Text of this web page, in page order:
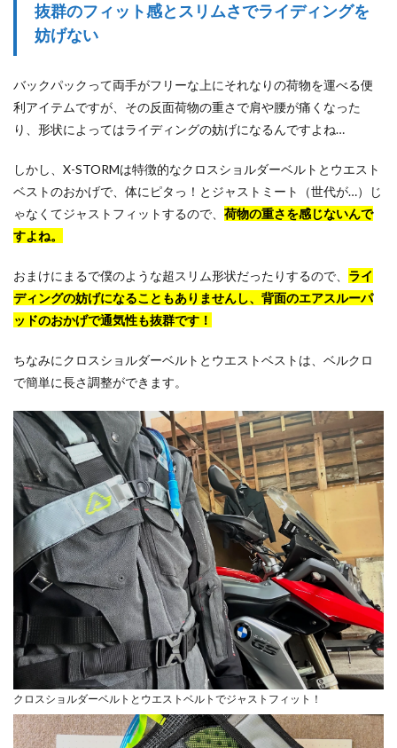
抜群のフィット感とスリムさでライディングを
妨げない
バックパックって両手がフリーな上にそれなりの荷物を運べる便
利アイテムですが、その反面荷物の重さで肩や腰が痛くなった
り、形状によってはライディングの妨げになるんですよね…
しかし、X-STORMは特徴的なクロスショルダーベルトとウエスト
ベストのおかげで、体にピタっ！とジャストミート（世代が…）じ
ゃなくてジャストフィットするので、 荷物の重さを感じないんで
すよね。
おまけにまるで僕のような超スリム形状だったりするので、 ライ
ディングの妨げになることもありませんし、背面のエアスルーパ
ッドのおかげで通気性も抜群です！
ちなみにクロスショルダーベルトとウエストベストは、ベルクロ
で簡単に長さ調整ができます。
クロスショルダーベルトとウエストベルトでジャストフィット！